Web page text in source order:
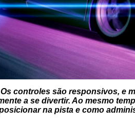
controles são responsivos, e
a se divertir. Ao mesmo
na pista e como